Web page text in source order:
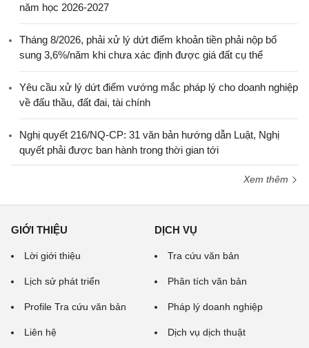
năm học 2026-2027
Tháng 8/2026, phải xử lý dứt điểm khoản tiền phải nộp bổ
sung 3,6%/năm khi chưa xác định được giá đất cụ thể
Yêu cầu xử lý dứt điểm vướng mắc pháp lý cho doanh nghiệp
về đấu thầu, đất đai, tài chính
Nghị quyết 216/NQ-CP: 31 văn bản hướng dẫn Luật, Nghị
quyết phải được ban hành trong thời gian tới
Xem thêm
GIỚI THIỆU
Lời giới thiệu
Lịch sử phát triển
Profile Tra cứu văn bản
Liên hệ
DỊCH VỤ
Tra cứu văn bản
Phân tích văn bản
Pháp lý doanh nghiệp
Dịch vụ dịch thuật